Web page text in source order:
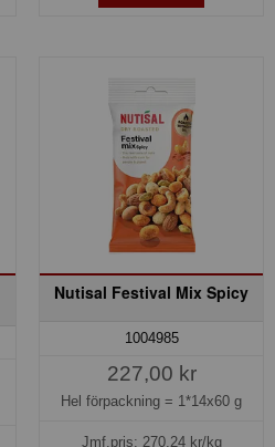
Nutisal Festival Mix Spicy
1004985
227,00 kr
Hel förpackning = 1*14x60 g
Jmf.pris: 270,24kr/kg